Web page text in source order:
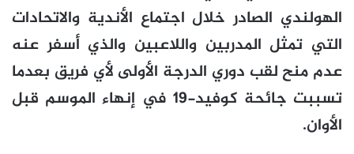
الهولندي الصادر خلال اجتماع الأندية والاتحادات
التي تمثل المدربين واللاعبين والذي أسفر عنه
عدم منح لقب دوري الدرجة الأولى لأي فريق بعدما
تسببت جائحة كوفيد-19 في إنهاء الموسم قبل
الأوان.